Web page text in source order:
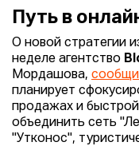
Путь в
О новой стратегии
неделе агентство
Мордашова,
планирует
продажах и
объединить сеть
"Утконос",